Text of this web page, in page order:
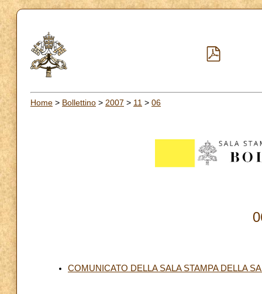
Home > Bollettino > 2007 > 11 > 06
COMUNICATO DELLA SALA STAMPA DELLA